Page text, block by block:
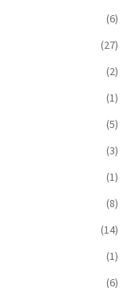
(6)
(27)
(2)
(1)
(5)
(3)
(1)
(8)
(14)
(1)
(6)